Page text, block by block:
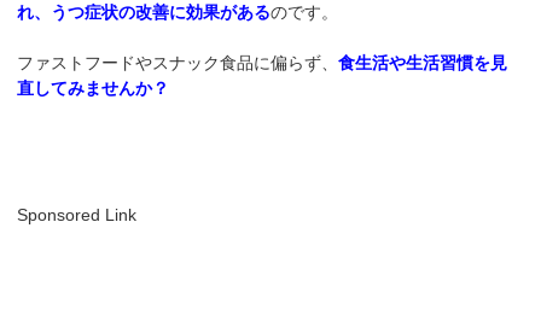
れ、うつ症状の改善に効果があるのです。
ファストフードやスナック食品に偏らず、食生活や生活習慣を見
直してみませんか？
Sponsored Link